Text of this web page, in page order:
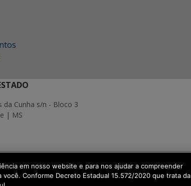
da Cunha s/n - Bloco 3
| MS
de Transformação Digital
em nosso website e para nos ajudar a compreender
Conforme Decreto Estadual 15.572/2020 que trata da